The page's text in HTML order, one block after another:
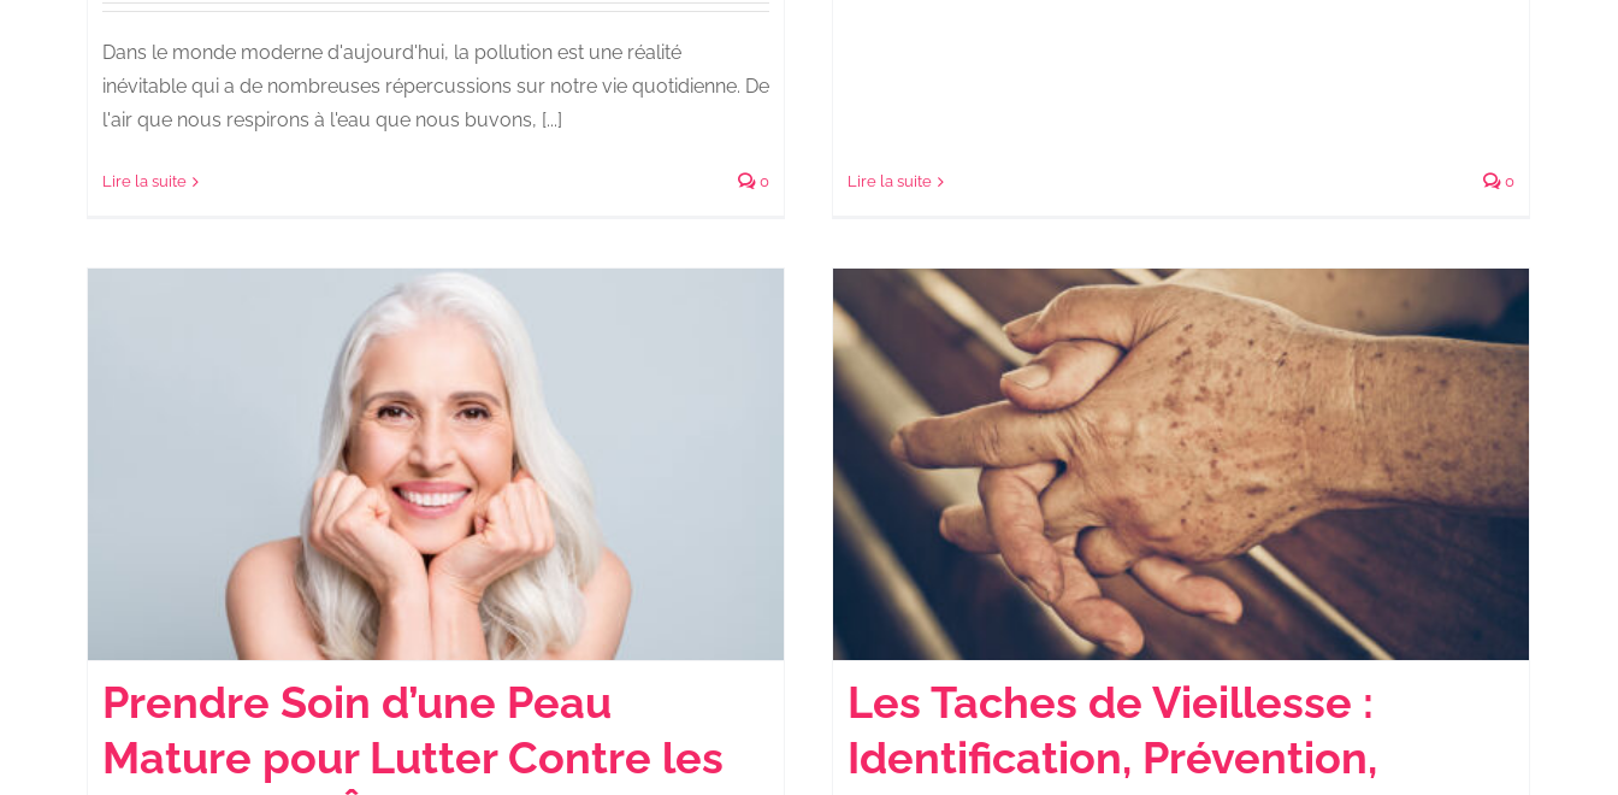
Dans le monde moderne d'aujourd'hui, la pollution est une réalité
inévitable qui a de nombreuses répercussions sur notre vie quotidienne. De
l'air que nous respirons à l'eau que nous buvons, [...]
Lire la suite 0 Lire la suite 0
Prendre Soin d’une Peau
Mature pour Lutter Contre les
Les Taches de Vieillesse :
Identification, Prévention,